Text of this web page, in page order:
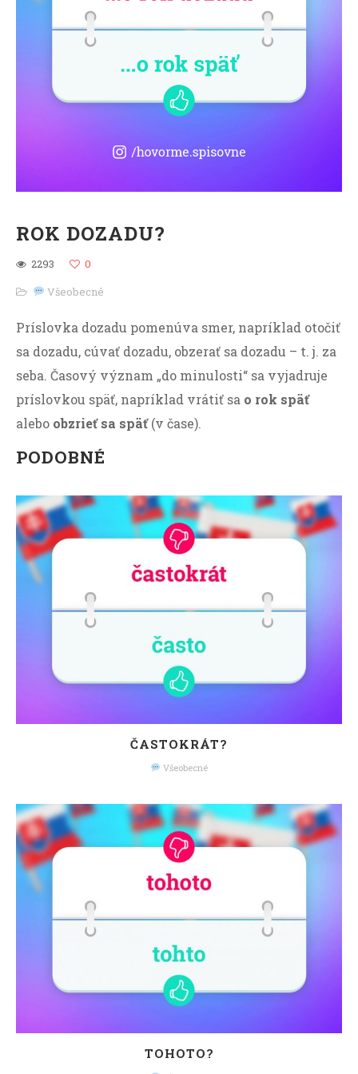
ROK DOZADU?
2293
0
Všeobecné
Príslovka dozadu pomenúva smer, napríklad otočiť
sa dozadu, cúvať dozadu, obzerať sa dozadu – t. j. za
seba. Časový význam „do minulosti“ sa vyjadruje
príslovkou späť, napríklad vrátiť sa o rok späť
alebo obzrieť sa späť(v čase).
PODOBNÉ
ČASTOKRÁT?
Všeobecné
TOHOTO?